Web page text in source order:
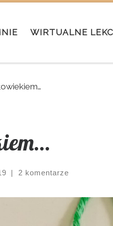
WIRTUALNE
| 2 komentarze